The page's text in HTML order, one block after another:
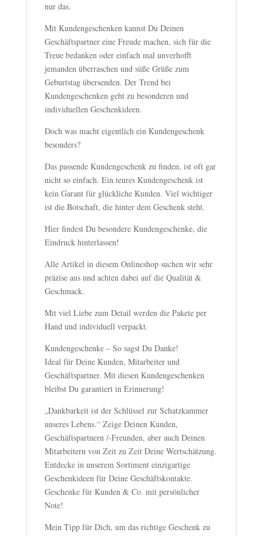
nur das.
Mit Kundengeschenken kannst Du Deinen
Geschäftspartner eine Freude machen, sich für die
Treue bedanken oder einfach mal unverhofft
jemanden überraschen und süße Grüße zum
Geburtstag übersenden. Der Trend bei
Kundengeschenken geht zu besonderen und
individuellen Geschenkideen.
Doch was macht eigentlich ein Kundengeschenk
besonders?
Das passende Kundengeschenk zu finden, ist oft gar
nicht so einfach. Ein teures Kundengeschenk ist
kein Garant für glückliche Kunden. Viel wichtiger
ist die Botschaft, die hinter dem Geschenk steht.
Hier findest Du besondere Kundengeschenke, die
Eindruck hinterlassen!
Alle Artikel in diesem Onlineshop suchen wir sehr
präzise aus und achten dabei auf die Qualität &
Geschmack.
Mit viel Liebe zum Detail werden die Pakete per
Hand und individuell verpackt.
Kundengeschenke – So sagst Du Danke!
Ideal für Deine Kunden, Mitarbeiter und
Geschäftspartner. Mit diesen Kundengeschenken
bleibst Du garantiert in Erinnerung!
„Dankbarkeit ist der Schlüssel zur Schatzkammer
unseres Lebens.“ Zeige Deinen Kunden,
Geschäftspartnern /-Freunden, aber auch Deinen
Mitarbeitern von Zeit zu Zeit Deine Wertschätzung.
Entdecke in unserem Sortiment einzigartige
Geschenkideen für Deine Geschäftskontakte.
Geschenke für Kunden & Co. mit persönlicher
Note!
Mein Tipp für Dich, um das richtige Geschenk zu